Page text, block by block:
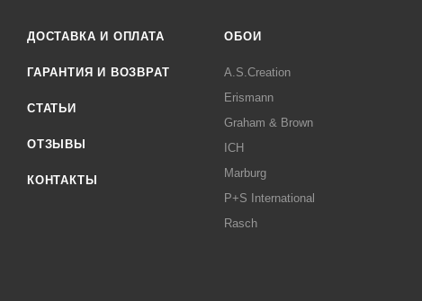
ДОСТАВКА И ОПЛАТА
ГАРАНТИЯ И ВОЗВРАТ
СТАТЬИ
ОТЗЫВЫ
КОНТАКТЫ
ОБОИ
A.S.Creation
Erismann
Graham & Brown
ICH
Marburg
P+S International
Rasch